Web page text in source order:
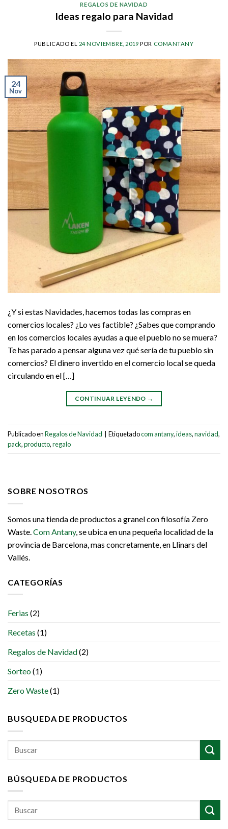
REGALOS DE NAVIDAD
Ideas regalo para Navidad
PUBLICADO EL 24 NOVIEMBRE, 2019 POR COMANTANY
24
Nov
¿Y si estas Navidades, hacemos todas las compras en
comercios locales? ¿Lo ves factible? ¿Sabes que comprando
en los comercios locales ayudas a que el pueblo no se muera?
Te has parado a pensar alguna vez qué sería de tu pueblo sin
comercios? El dinero invertido en el comercio local se queda
circulando en el […]
CONTINUAR LEYENDO →
Publicado enRegalos de Navidad | Etiquetadocom antany,ideas,navidad,
pack,producto,regalo
SOBRE NOSOTROS
Somos una tienda de productos a granel con filosofía Zero
Waste.Com Antany, se ubica en una pequeña localidad de la
provincia de Barcelona, mas concretamente, en Llinars del
Vallés.
CATEGORÍAS
Ferias (2)
Recetas (1)
Regalos de Navidad(2)
Sorteo(1)
Zero Waste(1)
BUSQUEDA DE PRODUCTOS
Buscar
BÚSQUEDA DE PRODUCTOS
Buscar
por: